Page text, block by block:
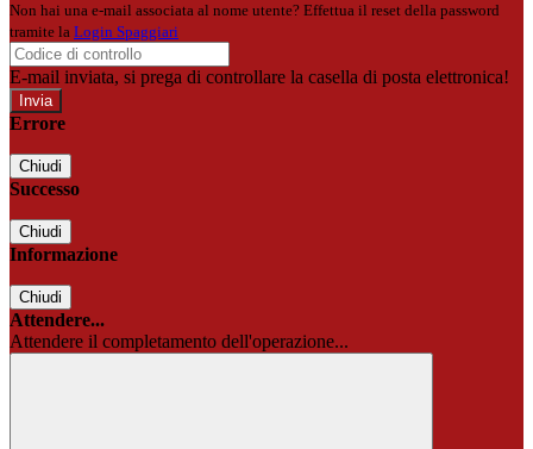
Non hai una e-mail associata al nome utente? Effettua il reset della password
tramite la Login Spaggiari
E-mail inviata, si prega di controllare la casella di posta elettronica!
Errore
Chiudi
Successo
Chiudi
Informazione
Chiudi
Attendere...
Attendere il completamento dell'operazione...